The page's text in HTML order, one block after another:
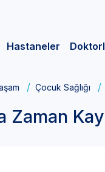
Hastaneler
Çocuk Sağlığı
Zaman